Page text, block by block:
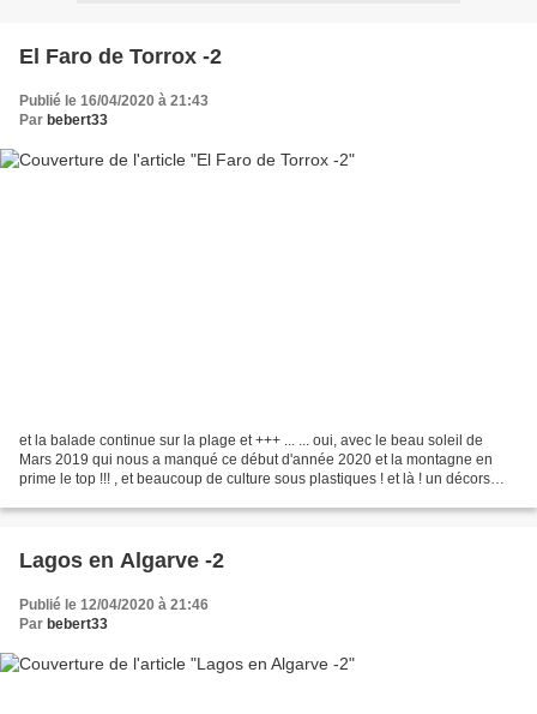
El Faro de Torrox -2
Publié le 16/04/2020 à 21:43
Par bebert33
et la balade continue sur la plage et +++ ... ... oui, avec le beau soleil de
Mars 2019 qui nous a manqué ce début d'année 2020 et la montagne en
prime le top !!! , et beaucoup de culture sous plastiques ! et là ! un décors
Lagos en Algarve -2
Publié le 12/04/2020 à 21:46
Par bebert33